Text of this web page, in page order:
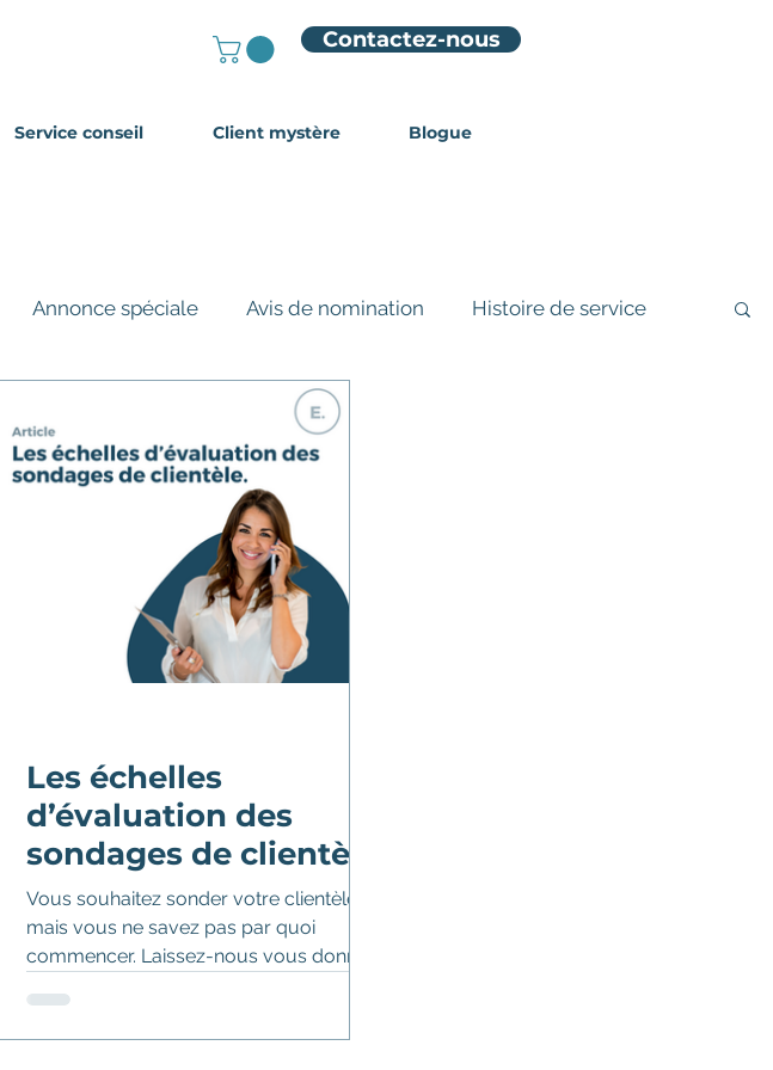
Contactez-nous
Service conseil Client mystère Blogue
Annonce spéciale Avis de nomination Histoire de service
Hors-série
L'audit de service
Culture client Service de consultation
Les échelles
d’évaluation des
sondages de clientèle
Vous souhaitez sonder votre clientèle,
mais vous ne savez pas par quoi
commencer. Laissez-nous vous donner